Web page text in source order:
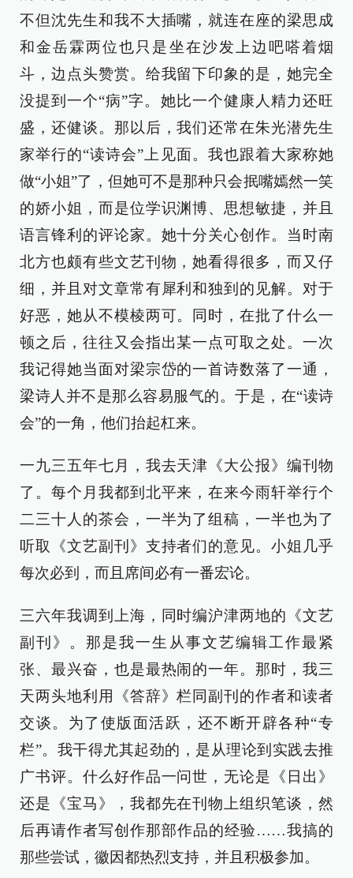
不但沈先生和我不大插嘴，就连在座的梁思成
和金岳霖两位也只是坐在沙发上边吧嗒着烟
斗，边点头赞赏。给我留下印象的是，她完全
没提到一个“病”字。她比一个健康人精力还旺
盛，还健谈。那以后，我们还常在朱光潜先生
家举行的“读诗会”上见面。我也跟着大家称她
做“小姐”了，但她可不是那种只会抿嘴嫣然一笑
的娇小姐，而是位学识渊博、思想敏捷，并且
语言锋利的评论家。她十分关心创作。当时南
北方也颇有些文艺刊物，她看得很多，而又仔
细，并且对文章常有犀利和独到的见解。对于
好恶，她从不模棱两可。同时，在批了什么一
顿之后，往往又会指出某一点可取之处。一次
我记得她当面对梁宗岱的一首诗数落了一通，
梁诗人并不是那么容易服气的。于是，在“读诗
会”的一角，他们抬起杠来。
一九三五年七月，我去天津《大公报》编刊物
了。每个月我都到北平来，在来今雨轩举行个
二三十人的茶会，一半为了组稿，一半也为了
听取《文艺副刊》支持者们的意见。小姐几乎
每次必到，而且席间必有一番宏论。
三六年我调到上海，同时编沪津两地的《文艺
副刊》。那是我一生从事文艺编辑工作最紧
张、最兴奋，也是最热闹的一年。那时，我三
天两头地利用《答辞》栏同副刊的作者和读者
交谈。为了使版面活跃，还不断开辟各种“专
栏”。我干得尤其起劲的，是从理论到实践去推
广书评。什么好作品一问世，无论是《日出》
还是《宝马》，我都先在刊物上组织笔谈，然
后再请作者写创作那部作品的经验……我搞的
那些尝试，徽因都热烈支持，并且积极参加。